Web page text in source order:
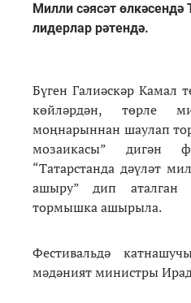
Милли сәясәт өлкәсендә
лидерлар рәтендә.
Бүген Галиәскәр Камал
көйләрдән, төрле
моңнарыннан шаулап
мозаикасы” дигән
“Татарстанда дәүләт
ашыру” дип аталган
тормышка ашырыла.
Фестивальдә
мәдәният министры